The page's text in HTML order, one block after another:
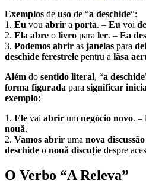
Exemplos de uso de “a deschide“:
1. Eu vou abrir a porta. – Eu voi
2. Ela abre o livro para ler. – Ea
3. Podemos abrir as janelas para
deschide ferestrele pentru a lăsa
Além do sentido literal, “a deschide
forma figurada para significar
exemplo:
1. Ele vai abrir um negócio novo. –
nouă.
2. Vamos abrir uma nova discussão
deschide o nouă discuție despre
O Verbo “A Releva”